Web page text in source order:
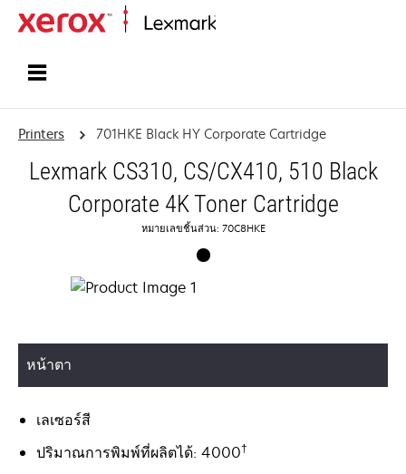
Printers 701HKE Black HY Corporate Cartridge
Lexmark CS310, CS/CX410, 510 Black
Corporate 4K Toner Cartridge
หมายเลขชิ้นส่วน: 70C8HKE
หน้าตา
เลเซอร์สี
ปริมาณการพิมพ์ที่ผลิตได้: 4000†